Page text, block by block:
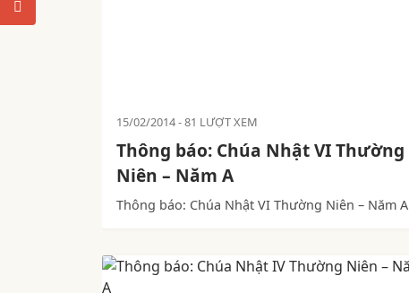
15/02/2014 81 LƯỢT XEM
Thông báo: Chúa Nhật VI Thường
Niên – Năm A
Thông báo: Chúa Nhật VI Thường Niên – Năm A